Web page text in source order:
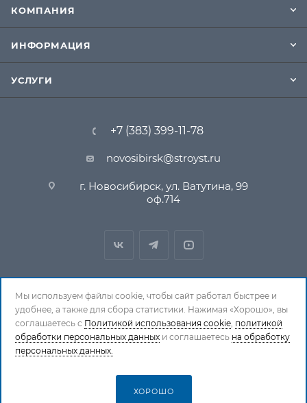
КОМПАНИЯ
ИНФОРМАЦИЯ
УСЛУГИ
+7 (383) 399-11-78
novosibirsk@stroyst.ru
г. Новосибирск, ул. Ватутина, 99
оф.714
© 1994-2026 СтройСистема. Все права защищены. При
копировании материалов ссылка на страницу-
источник обязательна.
Мы используем файлы cookie, чтобы сайт работал быстрее и
удобнее, а также для сбора статистики. Нажимая «Хорошо», вы
соглашаетесь с Политикой использования cookie, политикой
обработки персональных данных и соглашаетесь на обработку
персональных данных.
ХОРОШО